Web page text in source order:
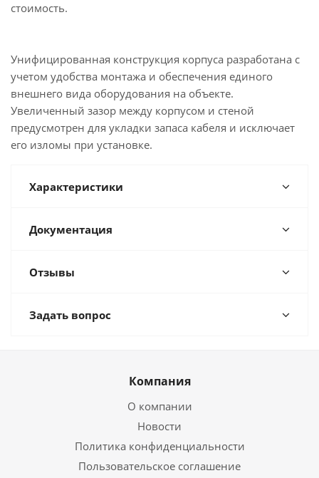
стоимость.
Унифицированная конструкция корпуса разработана с
учетом удобства монтажа и обеспечения единого
внешнего вида оборудования на объекте.
Увеличенный зазор между корпусом и стеной
предусмотрен для укладки запаса кабеля и исключает
его изломы при установке.
Характеристики
Документация
Отзывы
Задать вопрос
Компания
О компании
Новости
Политика конфиденциальности
Пользовательское соглашение